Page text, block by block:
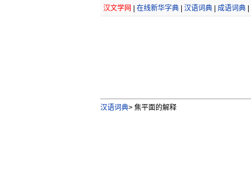
汉文学网 在线新华字典| 汉语词典| 成语词典|
汉语词典>焦平面的解释